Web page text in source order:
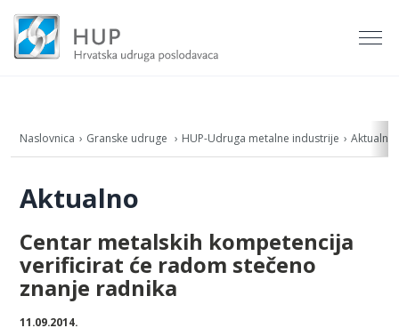
Naslovnica Granske udruge HUP-Udruga metalne industrije Aktualno
Aktualno
Centar metalskih kompetencija
verificirat će radom stečeno
znanje radnika
11.09.2014.